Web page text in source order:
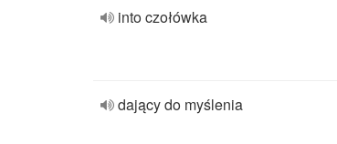
into czołówka
dający do myślenia